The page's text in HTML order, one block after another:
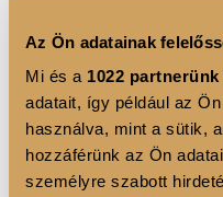
Az Ön adatainak
Mi és a 1022 partnerünk
adatait, így például az
használva, mint a sütik,
hozzáférünk az Ön
személyre szabott